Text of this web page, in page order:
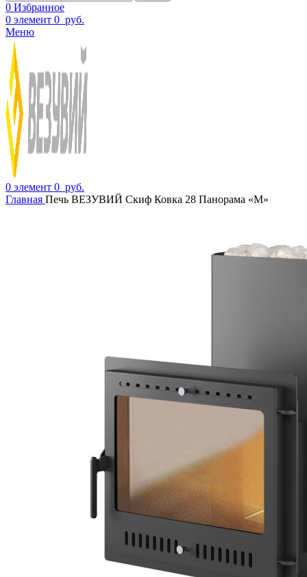
0 Избранное
0 элемент 0 руб.
Меню
0 элемент 0 руб.
Главная Печь ВЕЗУВИЙ Скиф Ковка 28 Панорама «М»